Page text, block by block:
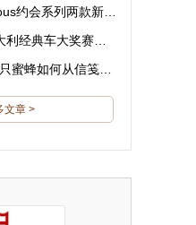
与日常极简的从容，在腕间形成两种女性气质的对话
百年的制表传承，遇见法拉利的黄金十年
从信笺图案变成制表哲学
文章 >